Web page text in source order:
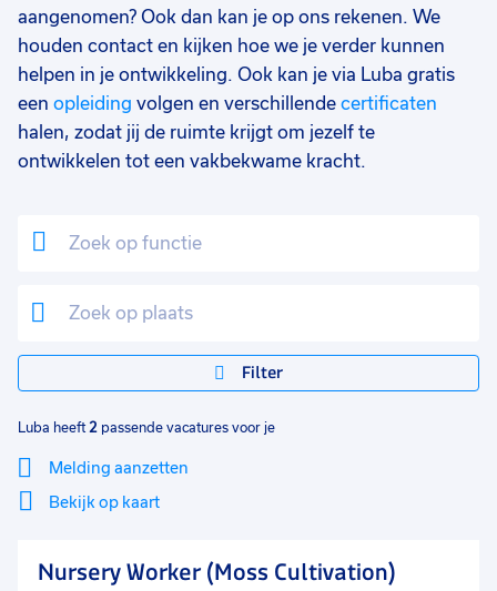
aangenomen? Ook dan kan je op ons rekenen. We
houden contact en kijken hoe we je verder kunnen
helpen in je ontwikkeling. Ook kan je via Luba gratis
een opleiding volgen en verschillende certificaten
halen, zodat jij de ruimte krijgt om jezelf te
ontwikkelen tot een vakbekwame kracht.
Filter
Luba heeft 2 passende vacatures voor je
Melding aanzetten
Bekijk op kaart
Filter
Sluiten
Nursery Worker (Moss Cultivation)